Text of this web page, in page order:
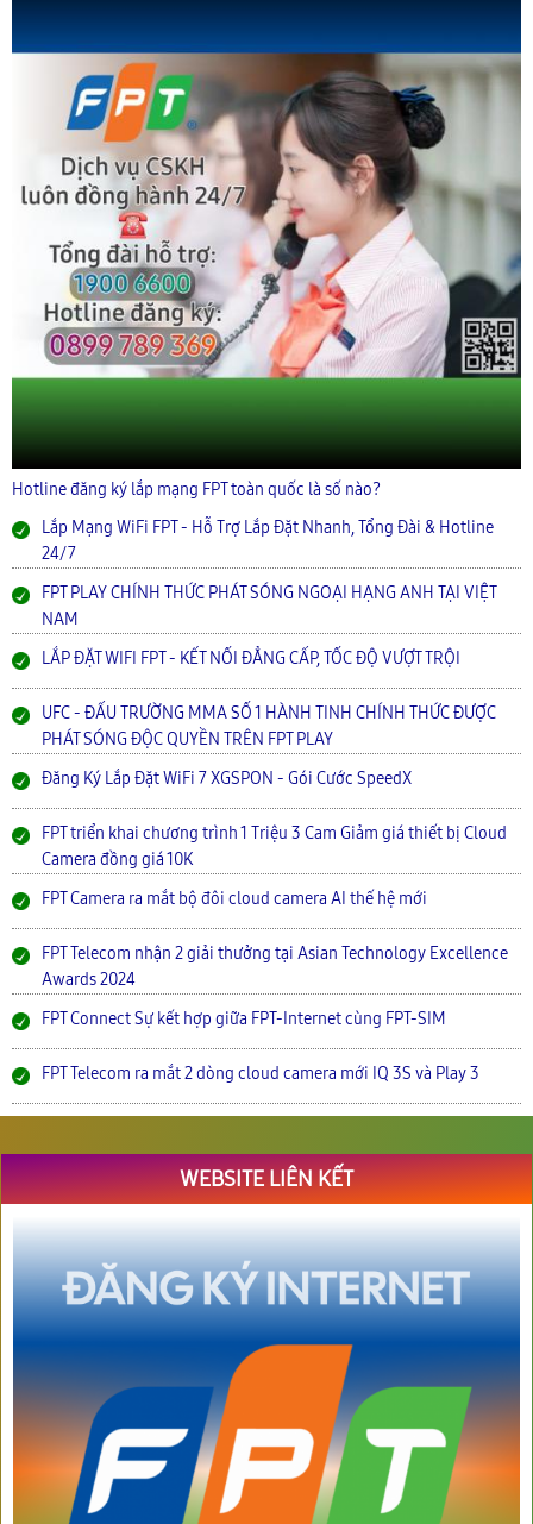
Hotline đăng ký lắp mạng FPT toàn quốc là số nào?
Lắp Mạng WiFi FPT - Hỗ Trợ Lắp Đặt Nhanh, Tổng Đài & Hotline
24/7
FPT PLAY CHÍNH THỨC PHÁT SÓNG NGOẠI HẠNG ANH TẠI VIỆT
NAM
LẮP ĐẶT WIFI FPT - KẾT NỐI ĐẲNG CẤP, TỐC ĐỘ VƯỢT TRỘI
UFC - ĐẤU TRƯỜNG MMA SỐ 1 HÀNH TINH CHÍNH THỨC ĐƯỢC
PHÁT SÓNG ĐỘC QUYỀN TRÊN FPT PLAY
Đăng Ký Lắp Đặt WiFi 7 XGSPON - Gói Cước SpeedX
FPT triển khai chương trình 1 Triệu 3 Cam Giảm giá thiết bị Cloud
Camera đồng giá 10K
FPT Camera ra mắt bộ đôi cloud camera AI thế hệ mới
FPT Telecom nhận 2 giải thưởng tại Asian Technology Excellence
Awards 2024
FPT Connect Sự kết hợp giữa FPT-Internet cùng FPT-SIM
FPT Telecom ra mắt 2 dòng cloud camera mới IQ 3S và Play 3
WEBSITE LIÊN KẾT